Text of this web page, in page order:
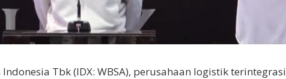
Indonesia Tbk (IDX: WBSA), perusahaan logistik terintegrasi